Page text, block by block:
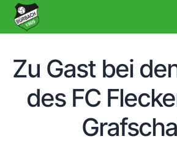
Zu Gast bei
des FC